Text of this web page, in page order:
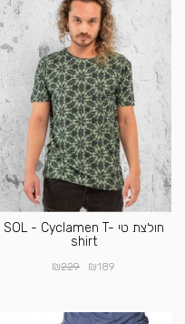
חולצת טי SOL - Cyclamen T-
shirt
₪189
₪229